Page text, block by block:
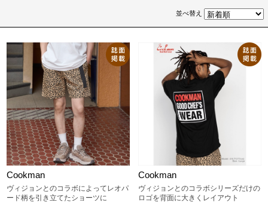
並べ替え
Cookman
ヴィジョンとのコラボによってレオパ
ード柄を引き立てたショーツに
Cookman
ヴィジョンとのコラボシリーズだけの
ロゴを背面に大きくレイアウト